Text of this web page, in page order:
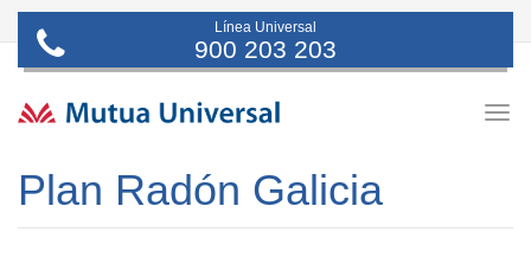
Línea Universal
900 203 203
Plan Radón Galicia